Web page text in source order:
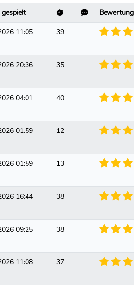
Bewertung
11:05 39
20:36 35
04:01 40
01:59 12
01:59 13
16:44 38
09:25 38
11:08 37